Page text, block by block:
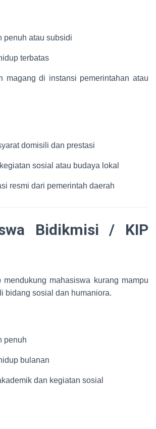
penuh atau subsidi
terbatas
magang di instansi pemerintahan atau
domisili dan prestasi
sosial atau budaya lokal
resmi dari pemerintah daerah
Bidikmisi / KIP
mendukung mahasiswa kurang mampu
bidang sosial dan humaniora.
penuh
bulanan
dan kegiatan sosial